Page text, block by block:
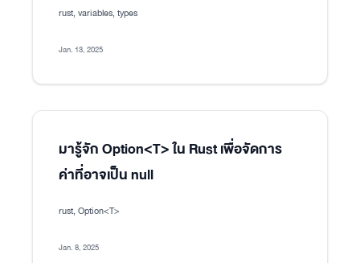
rust, variables, types
Jan. 13, 2025
มารู้จัก Option<T> ใน Rust เพื่อจัดการ
ค่าที่อาจเป็น null
rust, Option<T>
Jan. 8, 2025